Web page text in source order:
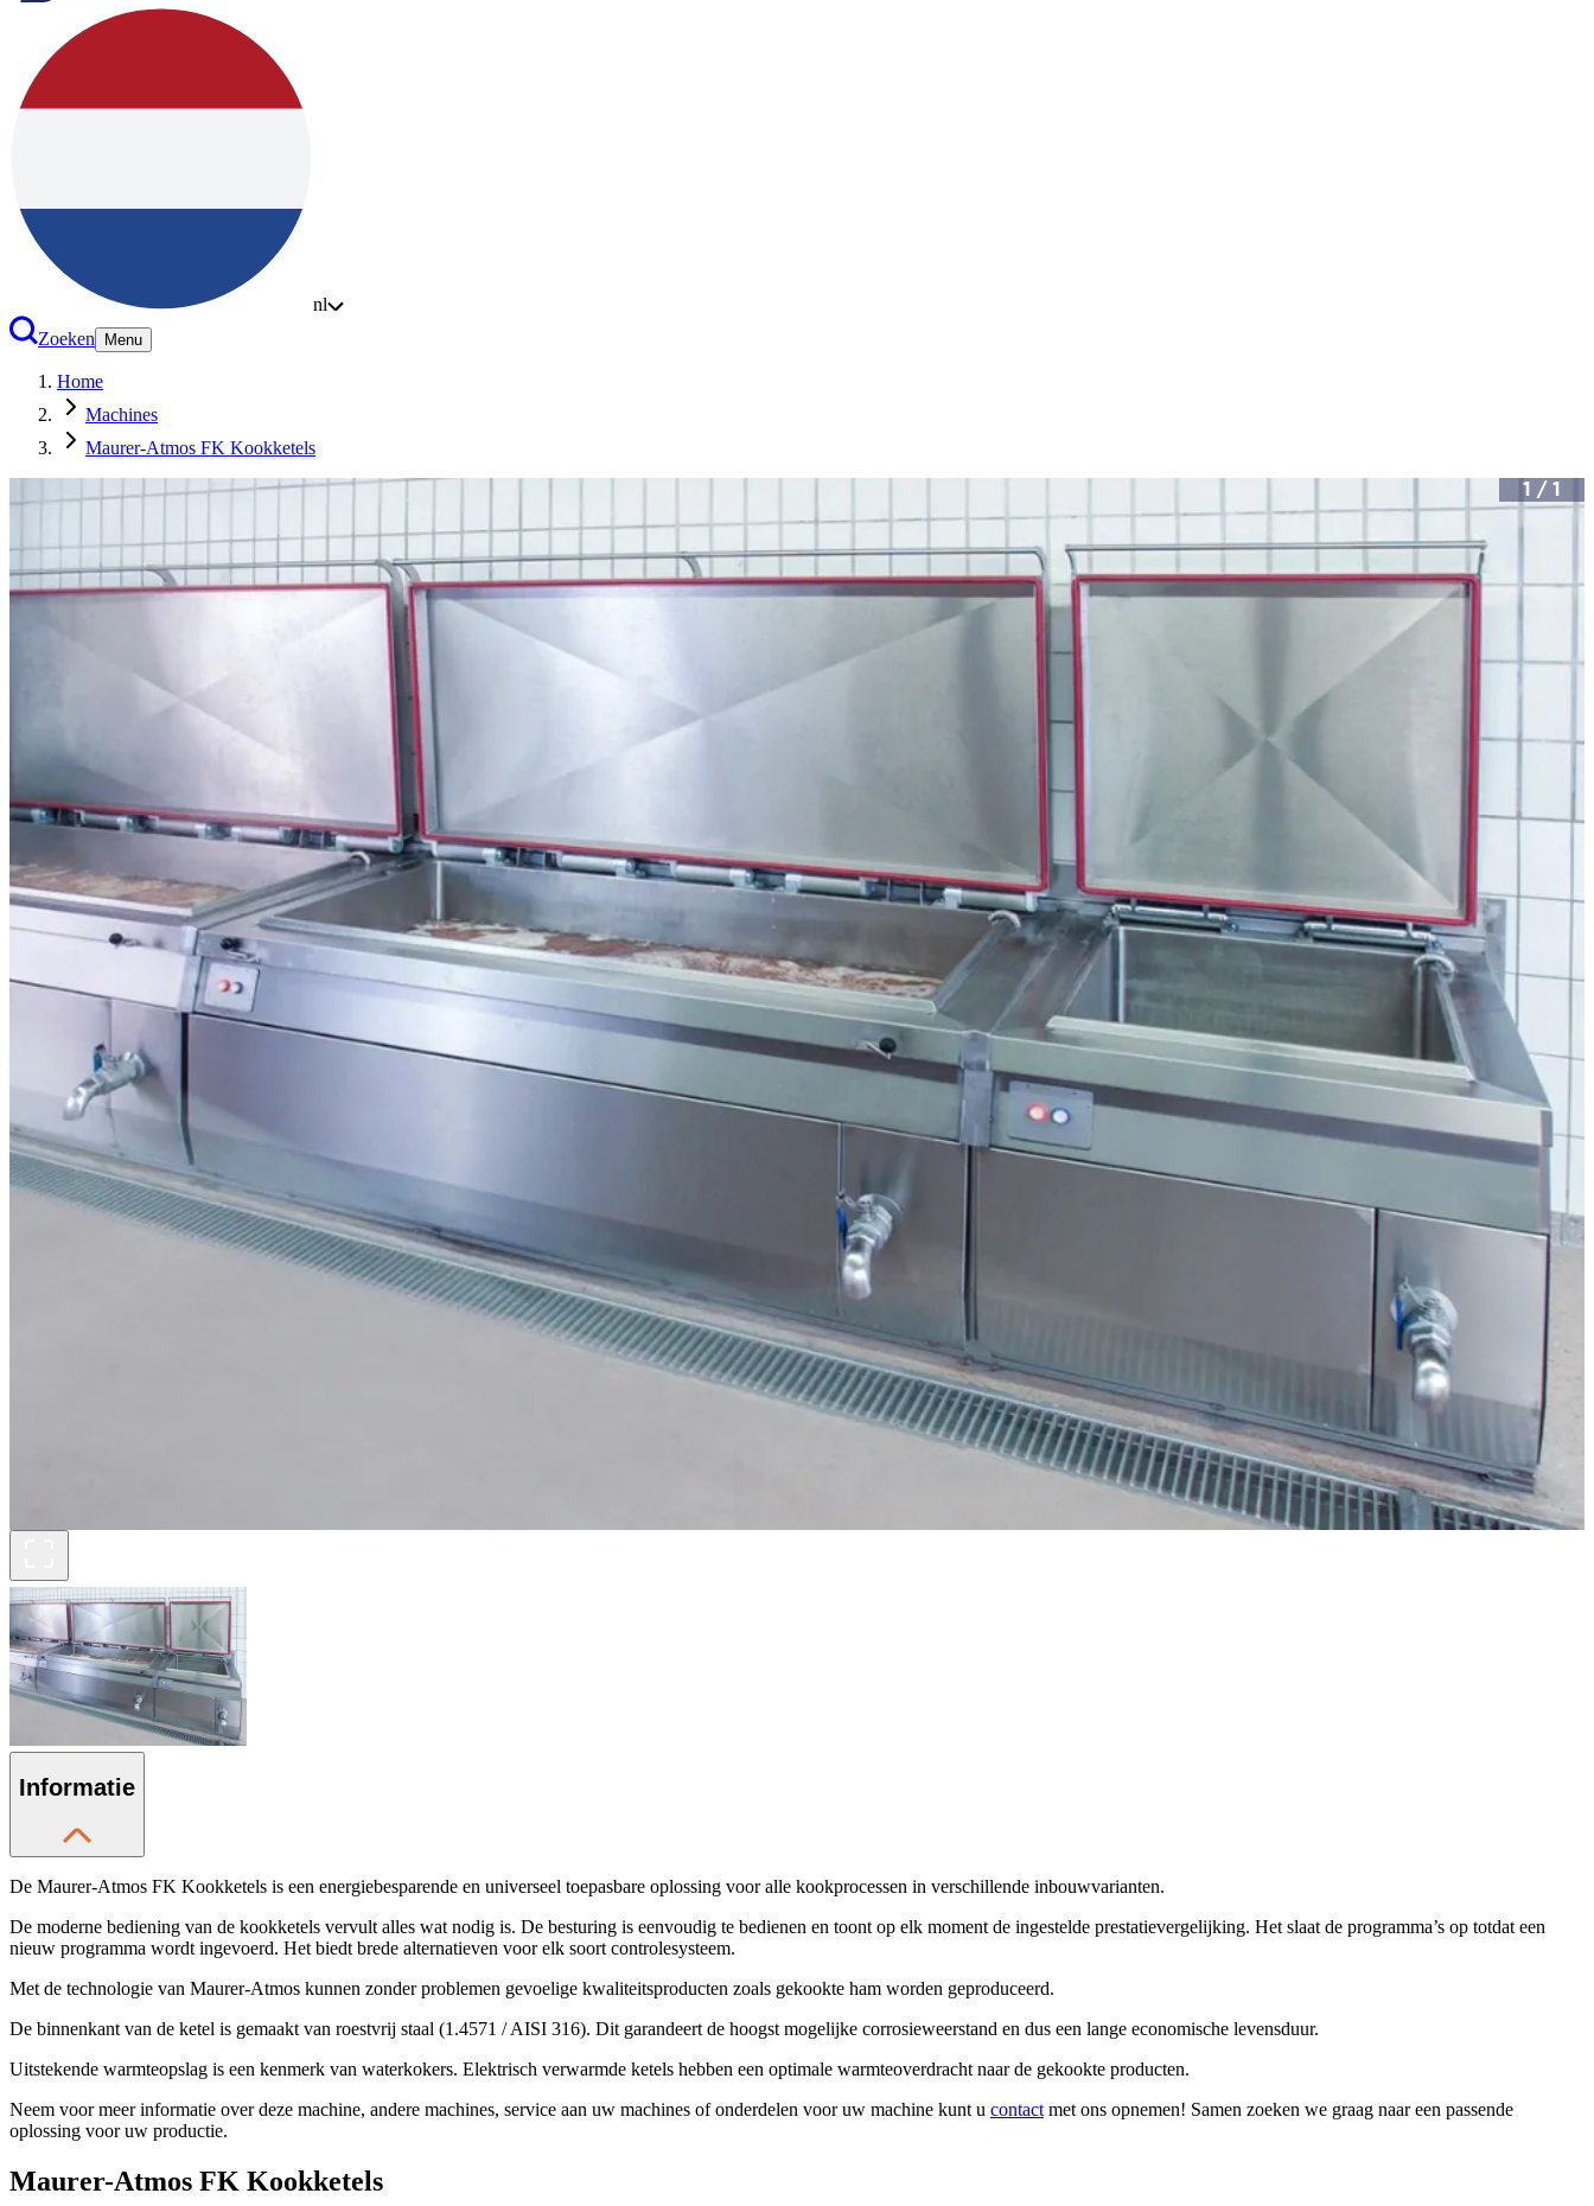
nl
Zoeken
Menu
Home
Machines
Maurer-Atmos FK Kookketels
1 / 1
Informatie
De Maurer-Atmos FK Kookketels is een energiebesparende en universeel toepasbare oplossing voor alle kookprocessen in verschillende inbouwvarianten.
De moderne bediening van de kookketels vervult alles wat nodig is. De besturing is eenvoudig te bedienen en toont op elk moment de ingestelde prestatievergelijking. Het slaat de programma’s op totdat een
nieuw programma wordt ingevoerd. Het biedt brede alternatieven voor elk soort controlesysteem.
Met de technologie van Maurer-Atmos kunnen zonder problemen gevoelige kwaliteitsproducten zoals gekookte ham worden geproduceerd.
De binnenkant van de ketel is gemaakt van roestvrij staal (1.4571 / AISI 316). Dit garandeert de hoogst mogelijke corrosieweerstand en dus een lange economische levensduur.
Uitstekende warmteopslag is een kenmerk van waterkokers. Elektrisch verwarmde ketels hebben een optimale warmteoverdracht naar de gekookte producten.
Neem voor meer informatie over deze machine, andere machines, service aan uw machines of onderdelen voor uw machine kunt u contact met ons opnemen! Samen zoeken we graag naar een passende
oplossing voor uw productie.
Maurer-Atmos FK Kookketels